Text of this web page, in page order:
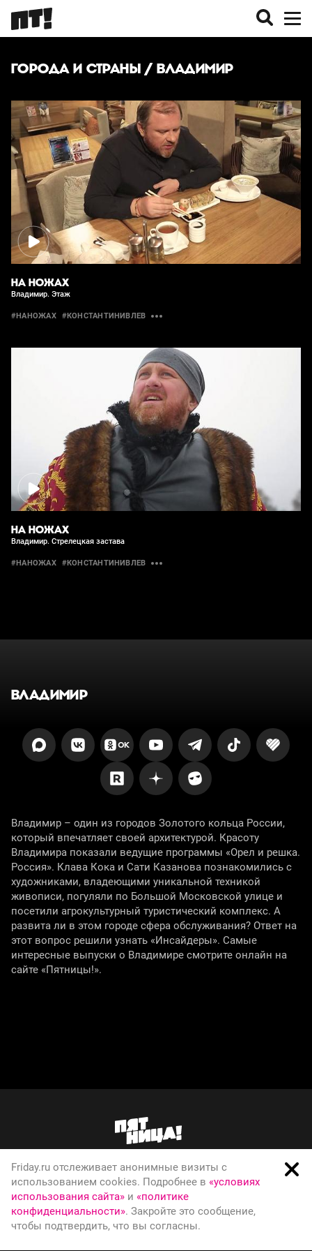
ГОРОДА И СТРАНЫ / ВЛАДИМИР
НА НОЖАХ
Владимир. Этаж
#НАНОЖАХ #КОНСТАНТИНИВЛЕВ
НА НОЖАХ
Владимир. Стрелецкая застава
#НАНОЖАХ #КОНСТАНТИНИВЛЕВ
ВЛАДИМИР
Владимир – один из городов Золотого кольца России,
который впечатляет своей архитектурой. Красоту
Владимира показали ведущие программы «Орел и решка.
Россия». Клава Кока и Сати Казанова познакомились с
художниками, владеющими уникальной техникой
живописи, погуляли по Большой Московской улице и
посетили агрокультурный туристический комплекс. А
развита ли в этом городе сфера обслуживания? Ответ на
этот вопрос решили узнать «Инсайдеры». Самые
интересные выпуски о Владимире смотрите онлайн на
сайте «Пятницы!».
О телеканале
Вакансии
Правовая информация
Friday.ru отслеживает анонимные визиты с
использованием cookies. Подробнее в «условиях
использования сайта» и «политике
конфиденциальности». Закройте это сообщение,
чтобы подтвердить, что вы согласны.